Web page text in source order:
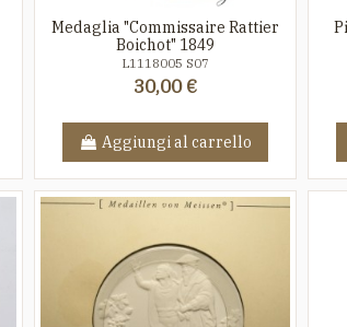
Medaglia "Commissaire Rattier
Boichot" 1849
L1118005 S07
30,00 €
Aggiungi al carrello